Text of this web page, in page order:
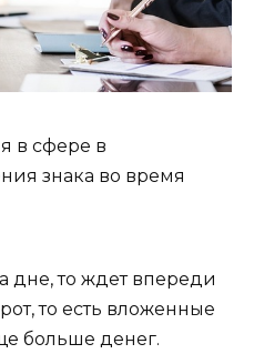
в сфере в
знака во время
дне, то ждет впереди
то есть вложенные
больше денег.